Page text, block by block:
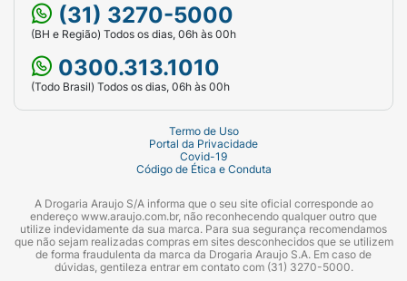
(31) 3270-5000
(BH e Região) Todos os dias, 06h às 00h
0300.313.1010
(Todo Brasil) Todos os dias, 06h às 00h
Termo de Uso
Portal da Privacidade
Covid-19
Código de Ética e Conduta
A Drogaria Araujo S/A informa que o seu site oficial corresponde ao
endereço www.araujo.com.br, não reconhecendo qualquer outro que
utilize indevidamente da sua marca. Para sua segurança recomendamos
que não sejam realizadas compras em sites desconhecidos que se utilizem
de forma fraudulenta da marca da Drogaria Araujo S.A. Em caso de
dúvidas, gentileza entrar em contato com (31) 3270-5000.